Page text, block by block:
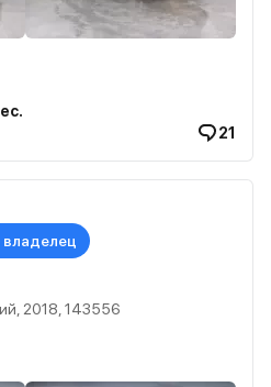
21
2018, 143556